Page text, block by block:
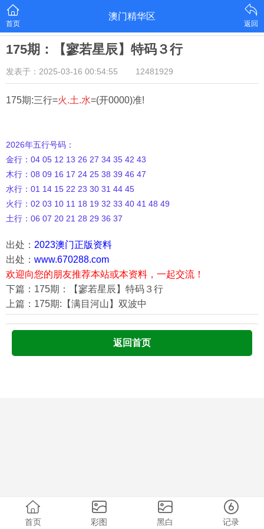
首页
澳门精华区
返回
175期：【寥若星辰】特码３行
发表于：2025-03-16 00:54:55 12481929
175期:三行=火.土.水=(开0000)准!
2026年五行号码：
金行：04 05 12 13 26 27 34 35 42 43
木行：08 09 16 17 24 25 38 39 46 47
水行：01 14 15 22 23 30 31 44 45
火行：02 03 10 11 18 19 32 33 40 41 48 49
土行：06 07 20 21 28 29 36 37
出处： 2023澳门正版资料
出处： www.670288.com
欢迎向您的朋友推荐本站或本资料，一起交流！
下篇：175期：【寥若星辰】特码３行
上篇：175期:【满目河山】双波中
返回首页
首页 彩图 黑白 记录